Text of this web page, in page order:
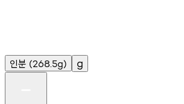
인분 (268.5g) g